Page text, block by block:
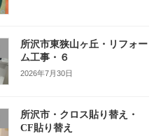
所沢市東狭山ヶ丘・リフォー
ム工事・６
2026年7月30日
所沢市・クロス貼り替え・
CF貼り替え